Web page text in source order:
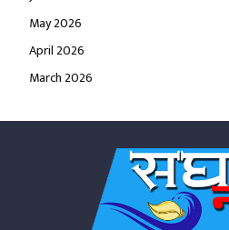
May 2026
April 2026
March 2026